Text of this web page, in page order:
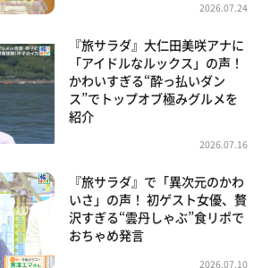
2026.07.24
『旅サラダ』大仁田美咲アナに
「アイドルなルックス」の声！
かわいすぎる“酔っ払いダン
ス”でトップオブ極みグルメを
紹介
2026.07.16
『旅サラダ』で「異次元のかわ
いさ」の声！ 初ゲスト女優、贅
沢すぎる“雲丹しゃぶ”食リポで
おちゃめ発言
2026.07.10